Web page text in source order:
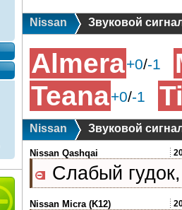
Nissan Звуковой
Almera+0/-1
Teana+0/-1
Nissan Звуковой
Nissan Qashqai
Слабый
Nissan Micra (K12)